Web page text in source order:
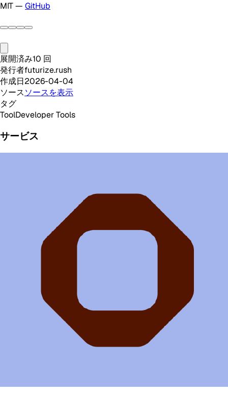
MIT — GitHub
展開済み10 回
発行者futurize.rush
作成日2026-04-04
ソースソースを表示
タグ
ToolDeveloper Tools
サービス